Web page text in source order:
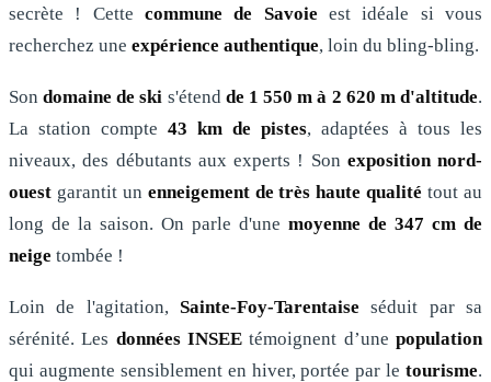
secrète ! Cette commune de Savoie est idéale si vous
recherchez une expérience authentique, loin du bling-bling.
Sondomaine de ski s'étend de 1 550 m à 2 620 m d'altitude.
La station compte 43 km de pistes, adaptées à tous les
niveaux, des débutants aux experts ! Son exposition nord-
ouest garantit un enneigement de très haute qualité tout au
long de la saison. On parle d'une moyenne de 347 cm de
neige tombée !
Loin de l'agitation, Sainte-Foy-Tarentaise séduit par sa
sérénité. Les données INSEE témoignent d’unepopulation
qui augmente sensiblement en hiver, portée par le tourisme.